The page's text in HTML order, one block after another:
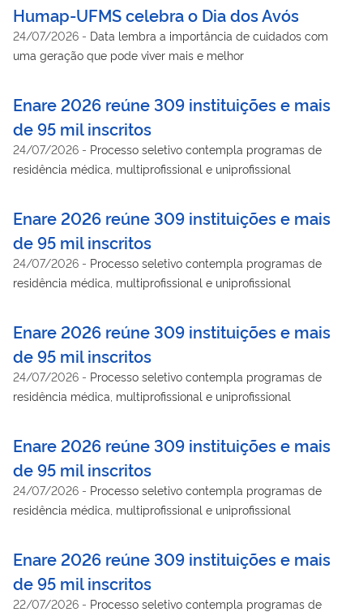
Humap-UFMS celebra o Dia dos Avós
24/07/2026 - Data lembra a importância de cuidados com
uma geração que pode viver mais e melhor
Enare 2026 reúne 309 instituições e mais
de 95 mil inscritos
24/07/2026 - Processo seletivo contempla programas de
residência médica, multiprofissional e uniprofissional
Enare 2026 reúne 309 instituições e mais
de 95 mil inscritos
24/07/2026 - Processo seletivo contempla programas de
residência médica, multiprofissional e uniprofissional
Enare 2026 reúne 309 instituições e mais
de 95 mil inscritos
24/07/2026 - Processo seletivo contempla programas de
residência médica, multiprofissional e uniprofissional
Enare 2026 reúne 309 instituições e mais
de 95 mil inscritos
24/07/2026 - Processo seletivo contempla programas de
residência médica, multiprofissional e uniprofissional
Enare 2026 reúne 309 instituições e mais
de 95 mil inscritos
22/07/2026 - Processo seletivo contempla programas de